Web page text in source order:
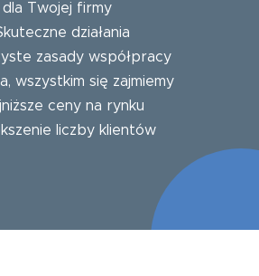
dla Twojej firmy
działania
zasady współpracy
wszystkim się zajmiemy
ceny na rynku
liczby klientów